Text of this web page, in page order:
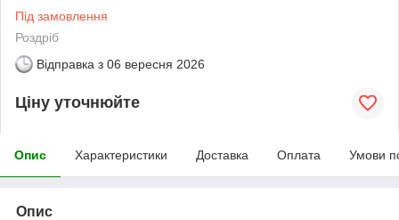
Під замовлення
Роздріб
Відправка з 06 вересня 2026
Ціну уточнюйте
Опис Характеристики Доставка Оплата Умови
Опис